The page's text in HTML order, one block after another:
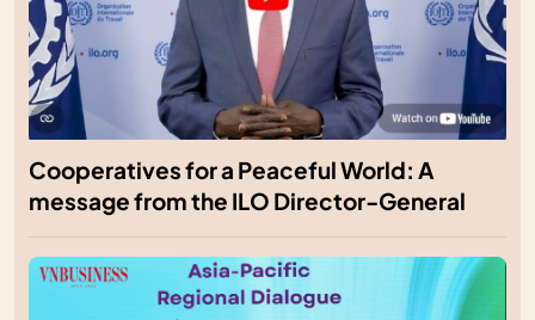
Cooperatives for a Peaceful World: A
message from the ILO Director-General